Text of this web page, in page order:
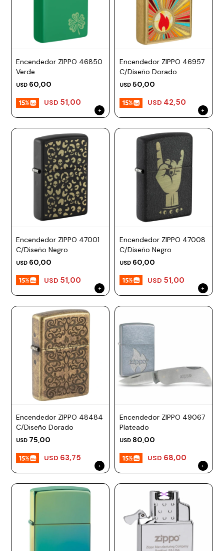
Encendedor ZIPPO 46850
Verde
USD 60,00
USD 51,00
Encendedor ZIPPO 46957
C/Diseño Dorado
USD 50,00
USD 42,50
Encendedor ZIPPO 47001
C/Diseño Negro
USD 60,00
USD 51,00
Encendedor ZIPPO 47008
C/Diseño Negro
USD 60,00
USD 51,00
Encendedor ZIPPO 48484
C/Diseño Dorado
USD 75,00
USD 63,75
Encendedor ZIPPO 49067
Plateado
USD 80,00
USD 68,00